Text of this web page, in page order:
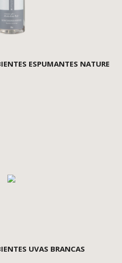
ESPUMANTES NATURE
UVAS BRANCAS